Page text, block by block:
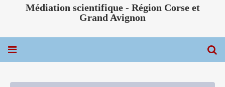
Médiation scientifique - Région Corse et
Grand Avignon